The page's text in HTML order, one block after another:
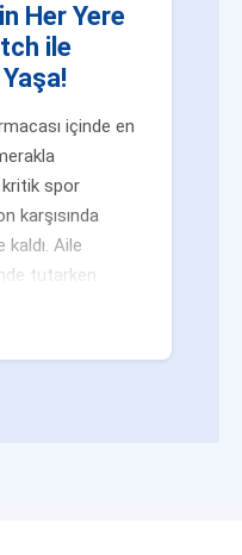
Her Yere
ile
içinde en
kritik spor
karşısında
Aile
tutarken
bile